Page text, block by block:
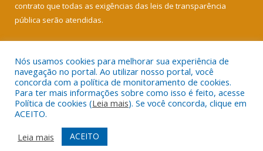
contrato que todas as exigências das leis de transparência
pública serão atendidas.
Todos os direitos reservados a Câmara Municipal de Soure.
Mapa do Site
Acessar Área Administrativa
Acessar Webmail
Nós usamos cookies para melhorar sua experiência de
navegação no portal. Ao utilizar nosso portal, você
concorda com a política de monitoramento de cookies.
Para ter mais informações sobre como isso é feito, acesse
Política de cookies (Leia mais). Se você concorda, clique em
ACEITO.
Leia mais
ACEITO